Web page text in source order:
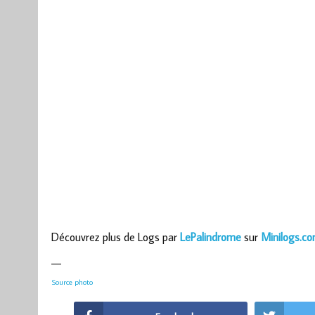
Découvrez plus de Logs par LePalindromesur
—
Source photo